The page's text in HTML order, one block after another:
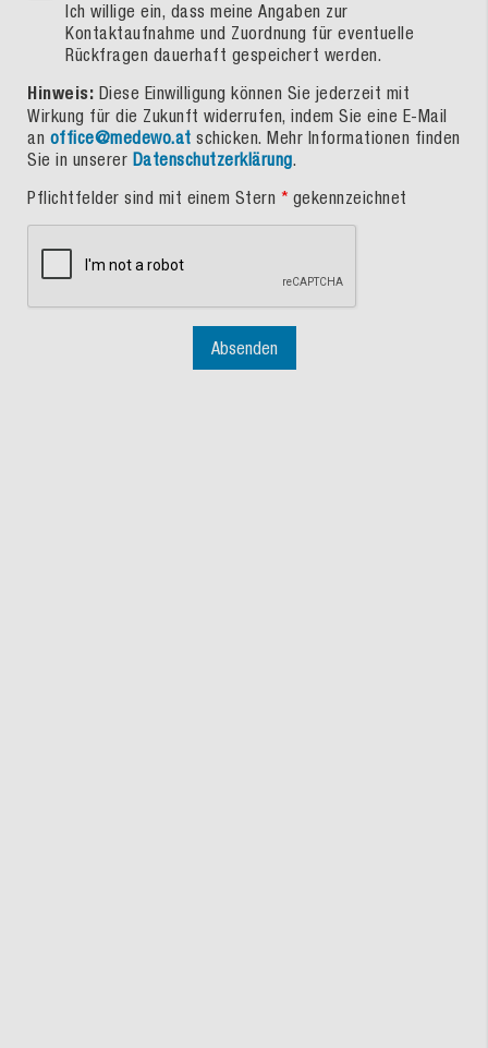
Ich willige ein, dass meine Angaben zur
Kontaktaufnahme und Zuordnung für eventuelle
Rückfragen dauerhaft gespeichert werden.
Hinweis: Diese Einwilligung können Sie jederzeit mit
Wirkung für die Zukunft widerrufen, indem Sie eine E-Mail
an office@medewo.at schicken. Mehr Informationen finden
Sie in unserer Datenschutzerklärung.
Pflichtfelder sind mit einem Stern * gekennzeichnet
Absenden